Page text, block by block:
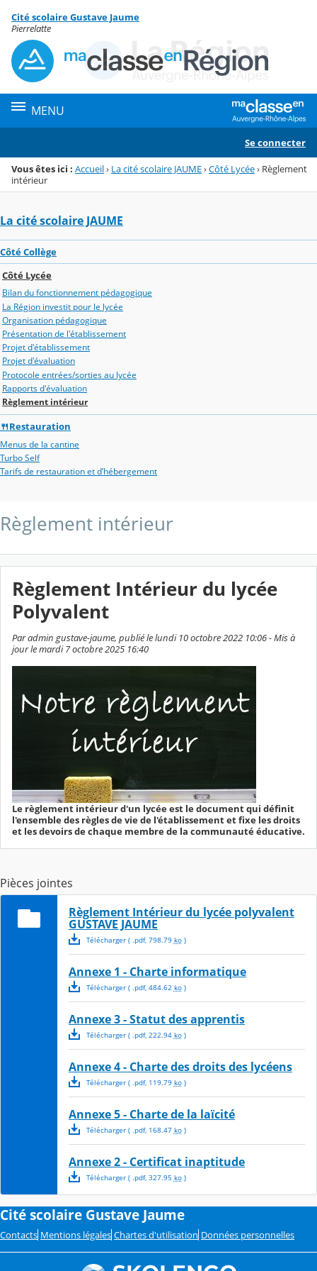
Menu de la rubrique
Contenu
Cité scolaire Gustave Jaume
Pierrelatte
MENU
Se connecter
Vous êtes ici : Accueil› La cité scolaire JAUME›Côté Lycée› Règlement
intérieur
La cité scolaire JAUME
Côté Collège
Côté Lycée
Bilan du fonctionnement pédagogique
La Région investit pour le lycée
Organisation pédagogique
Présentation de l'établissement
Projet d'établissement
Projet d'évaluation
Protocole entrées/sorties au lycée
Rapports d'évaluation
Règlement intérieur
🍴Restauration
Menus de la cantine
Turbo Self
Tarifs de restauration et d’hébergement
Règlement intérieur
Règlement Intérieur du lycée
Polyvalent
Par admin gustave-jaume, publié le lundi 10 octobre 2022 10:06 - Mis à
jour le mardi 7 octobre 2025 16:40
Le règlement intérieur d'un lycée est le document qui définit
l'ensemble des règles de vie de l'établissement et fixe les droits
et les devoirs de chaque membre de la communauté éducative.
Pièces jointes
Règlement Intérieur du lycée polyvalent
GUSTAVE JAUME
Télécharger( .pdf, 798.79 ko)
Annexe 1 - Charte informatique
Télécharger( .pdf, 484.62 ko)
Annexe 3 - Statut des apprentis
Télécharger( .pdf, 222.94 ko)
Annexe 4 - Charte des droits des lycéens
Télécharger( .pdf, 119.79 ko)
Annexe 5 - Charte de la laïcité
Télécharger( .pdf, 168.47 ko)
Annexe 2 - Certificat inaptitude
Télécharger( .pdf, 327.95 ko)
Cité scolaire Gustave Jaume
Contacts Mentions légales Chartes d'utilisation Données personnelles